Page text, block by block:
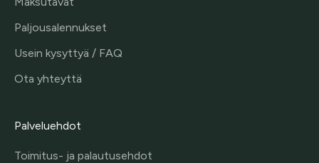
Paljousalennukset
Usein kysyttyä / FAQ
Ota yhteyttä
Palveluehdot
Toimitus- ja palautusehdot